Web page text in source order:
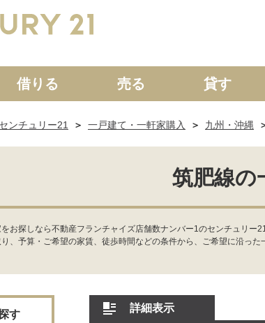
一戸建て 中古一戸建て マンシ
借りる 売る 貸す
ンチュリー21 一戸建て・一軒家購入 九州・沖縄
筑肥線の
お探しなら不動産フランチャイズ店舗数ナンバー1のセンチュリ
、予算・ご希望の家賃、徒歩時間などの条件から、ご希望に沿っ
詳細表示
す